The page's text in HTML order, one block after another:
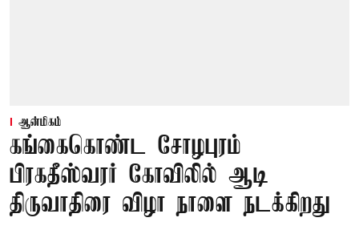
ஆன்மிகம்
கங்கைகொண்ட சோழபுரம்
பிரகதீஸ்வரர் கோவிலில் ஆடி
திருவாதிரை விழா நாளை நடக்கிறது